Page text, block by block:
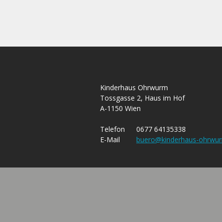
Kinderhaus Ohrwurm
Tossgasse 2, Haus im Hof
A-1150 Wien
Telefon
0677 64135338
E-Mail
buero@kinderhaus-